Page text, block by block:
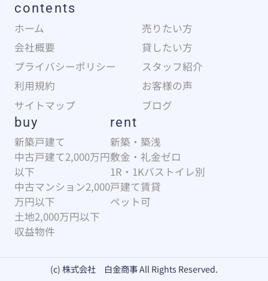
contents
ホーム
売りたい方
会社概要
貸したい方
プライバシーポリシー
スタッフ紹介
利用規約
お客様の声
サイトマップ
ブログ
buy
新築戸建て
中古戸建て2,000万円
以下
中古マンション2,000
万円以下
土地2,000万円以下
収益物件
rent
新築・築浅
敷金・礼金ゼロ
1R・1Kバストイレ別
戸建て賃貸
ペット可
(c) 株式会社 白金商事 All Rights Reserved.